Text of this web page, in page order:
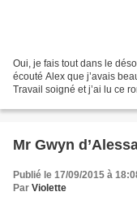
Oui, je fais tout dans le
écouté Alex que j’avais
Travail soigné et j’ai lu ce
Mr Gwyn
Publié le 17/09/2015 à
Par Violette